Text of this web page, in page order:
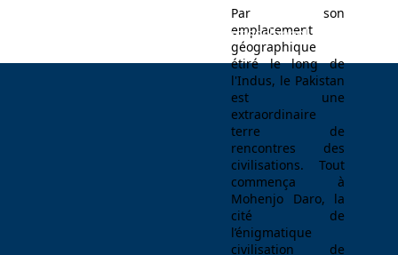
Par son
emplacement
géographique
étiré le long de
l'Indus, le Pakistan
est une
extraordinaire
terre de
rencontres des
civilisations. Tout
commença à
Mohenjo Daro, la
cité de
l’énigmatique
civilisation de
Espace professionnel